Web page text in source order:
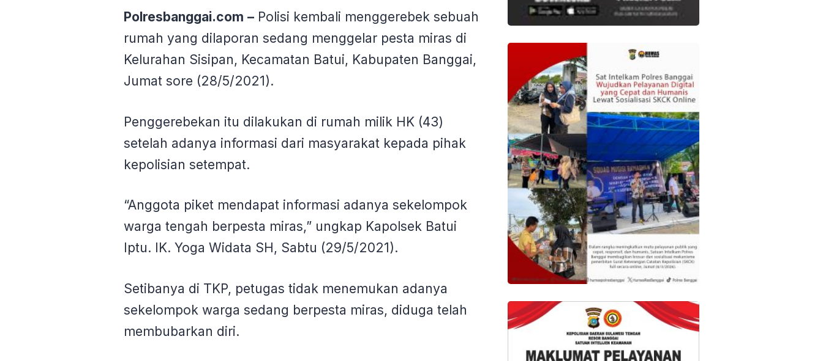
Polresbanggai.com – Polisi kembali menggerebek sebuah
rumah yang dilaporan sedang menggelar pesta miras di
Kelurahan Sisipan, Kecamatan Batui, Kabupaten Banggai,
Jumat sore (28/5/2021).
Penggerebekan itu dilakukan di rumah milik HK (43)
setelah adanya informasi dari masyarakat kepada pihak
kepolisian setempat.
“Anggota piket mendapat informasi adanya sekelompok
warga tengah berpesta miras,” ungkap Kapolsek Batui
Iptu. IK. Yoga Widata SH, Sabtu (29/5/2021).
Setibanya di TKP, petugas tidak menemukan adanya
sekelompok warga sedang berpesta miras, diduga telah
membubarkan diri.